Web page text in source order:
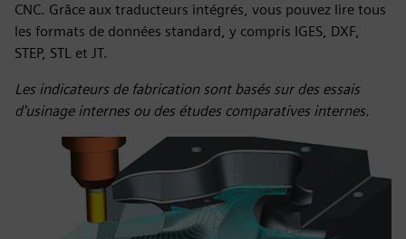
CNC. Grâce aux traducteurs intégrés, vous pouvez lire tous
les formats de données standard, y compris IGES, DXF,
STEP, STL et JT.
Les indicateurs de fabrication sont basés sur des essais
d'usinage internes ou des études comparatives internes.